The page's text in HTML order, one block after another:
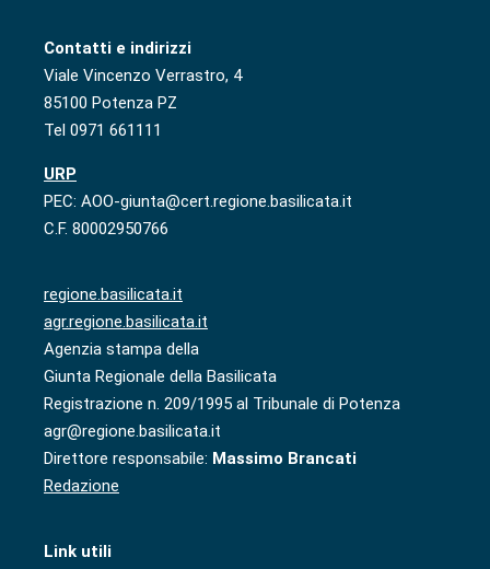
Contatti e indirizzi
Viale Vincenzo Verrastro, 4
85100 Potenza PZ
Tel 0971 661111
URP
PEC: AOO-giunta@cert.regione.basilicata.it
C.F. 80002950766
regione.basilicata.it
agr.regione.basilicata.it
Agenzia stampa della
Giunta Regionale della Basilicata
Registrazione n. 209/1995 al Tribunale di Potenza
agr@regione.basilicata.it
Direttore responsabile: Massimo Brancati
Redazione
Link utili